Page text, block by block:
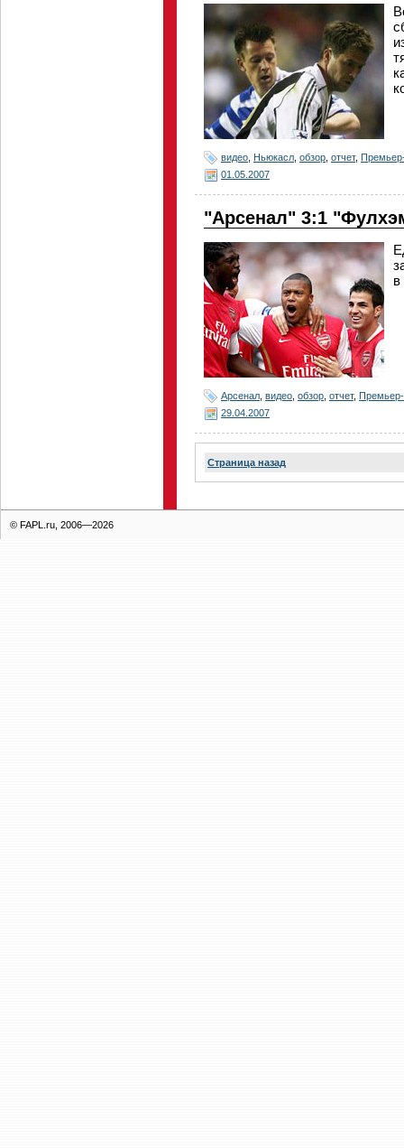
видео Ньюкасл обзор отчет,
01.05.2007
"Арсенал" 3:1
в
Арсенал видео обзор отчет, Премьер-
29.04.2007
Страница назад
© FAPL.ru, 2006—2026